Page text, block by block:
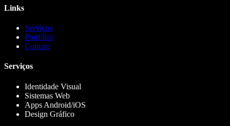
Links
Serviços
Portfólio
Contato
Serviços
Identidade Visual
Sistemas Web
Apps Android/iOS
Design Gráfico